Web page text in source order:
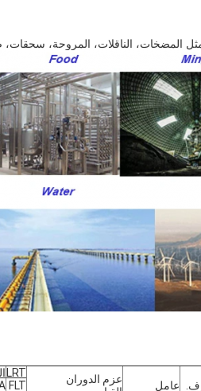
مثل المضخات، الناقلات، المروحة،
عامل
عزم الدوران
LRT
FLT